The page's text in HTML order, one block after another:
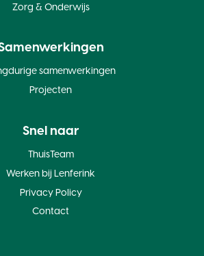
Zorg & Onderwijs
samenwerkingen
Projecten
Snel naar
ThuisTeam
Werken bij Lenferink
Privacy Policy
Contact